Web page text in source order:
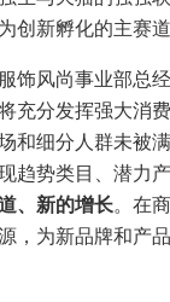
创新孵化的主赛道
饰风尚事业部总
充分发挥强大消
和细分人群未被
趋势类目、潜力
、新的增长。在
，为新品牌和产